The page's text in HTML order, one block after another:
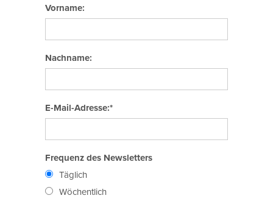
Vorname:
Nachname:
E-Mail-Adresse:*
Frequenz des Newsletters
Täglich
Wöchentlich